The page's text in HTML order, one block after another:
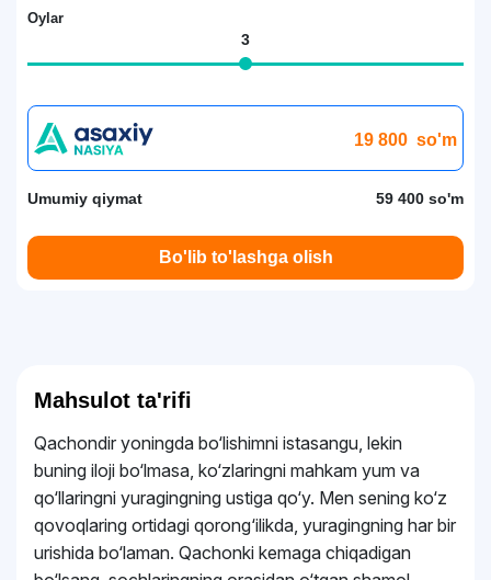
Oylar
3
19 800 so'm
Umumiy qiymat 59 400 so'm
Bo'lib to'lashga olish
Mahsulot ta'rifi
Qachondir yoningda bo‘lishimni istasangu, lekin
buning iloji bo‘lmasa, ko‘zlaringni mahkam yum va
qo‘llaringni yuragingning ustiga qo‘y. Men sening ko‘z
qovoqlaring ortidagi qorong‘ilikda, yuragingning har bir
urishida bo‘laman. Qachonki kemaga chiqadigan